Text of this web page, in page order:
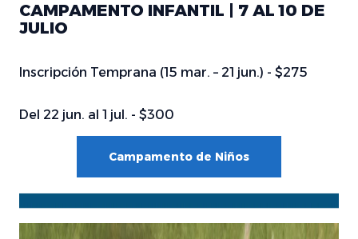
CAMPAMENTO INFANTIL | 7 AL 10 DE
JULIO
Inscripción Temprana (15 mar. – 21 jun.) - $275
Del 22 jun. al 1 jul. - $300
Campamento de Niños